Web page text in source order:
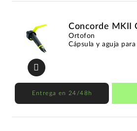
Concorde MKII
Ortofon
Cápsula y aguja
Entrega en 24/48h